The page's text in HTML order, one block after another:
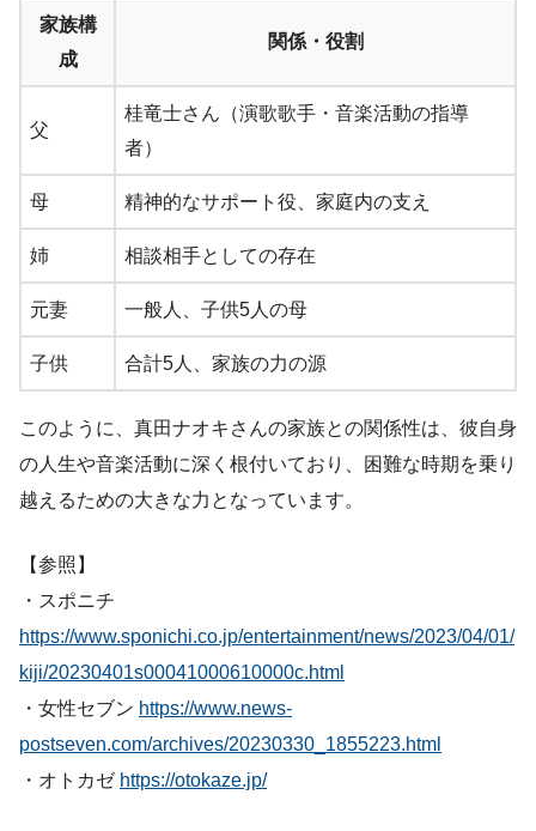
家族構
成
関係・役割
父
桂竜士さん（演歌歌手・音楽活動の指導
者）
母 精神的なサポート役、家庭内の支え
姉 相談相手としての存在
元妻 一般人、子供5人の母
子供 合計5人、家族の力の源
このように、真田ナオキさんの家族との関係性は、彼自身
の人生や音楽活動に深く根付いており、困難な時期を乗り
越えるための大きな力となっています。
【参照】
・スポニチ
https://www.sponichi.co.jp/entertainment/news/2023/04/01/
kiji/20230401s00041000610000c.html
・女性セブン https://www.news-
postseven.com/archives/20230330_1855223.html
・オトカゼ https://otokaze.jp/